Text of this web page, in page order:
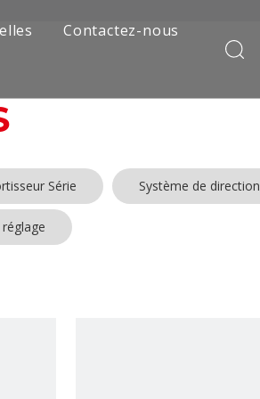
Contactez-nous
Série Système de direction